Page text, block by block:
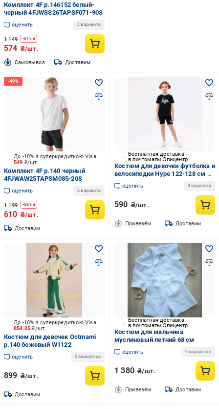
Комплект 4F р.146152 белый-
черный 4FJWSS26TAPSF071-90S
оценить 4 варианта
1 149 -575₴
574 ₴/шт.
Cамовывоз Доставим
549 ₴/шт.
До -10% з суперкредиткою Visa Вигода
Комплект 4F р.140 черный
4FJWAW25TAPSM085-20S
оценить 4 варианта
1 199 -589₴
610 ₴/шт.
Доставим
Бесплатная доставка
в почтоматы Эпицентр
Костюм для девочки футболка и
велосипедки Hype 122-128 см 7-
8 р. Черный (5057896553177-1)
оценить 3 варианта
590 ₴/шт.
Привезём Доставим
854.05₴/шт.
До -10% з суперкредиткою Visa Вигода
Костюм для девочек Octmami
р.140 бежевый W1122
оценить 5 вариантов
899 ₴/шт.
Доставим
Бесплатная доставка
в почтоматы Эпицентр
Костюм для мальчика
муслиновый летний 68 см
оценить 9 вариантов
1 380 ₴/шт.
Привезём Доставим